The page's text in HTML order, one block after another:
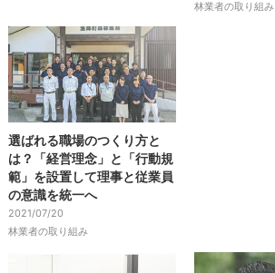
林業者の取り組み
選ばれる職場のつくり方と
は？「経営理念」と「行動規
範」を設置して理事と従業員
の意識を統一へ
2021/07/20
林業者の取り組み